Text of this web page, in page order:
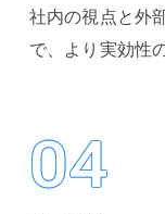
社内の視点と外
で、より実効性
04